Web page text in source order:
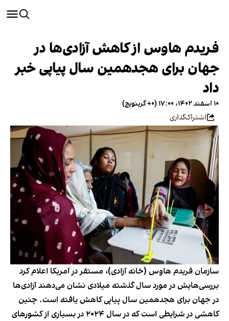
فریدم هاوس از کاهش آزادی‌ها در
جهان برای هجدهمین سال پیاپی خبر
داد
۱۰ اسفند ۱۴۰۲، ۱۷:۰۰ (‎+۰ گرینویچ)
اشتراک‌گذاری
سازمان فریدم هاوس (خانه آزادی)، مستقر در آمریکا اعلام کرد
بررسی‌هایش در مورد سال گذشته میلادی نشان می‌دهند آزادی‌ها
در جهان برای هجدهمین سال پیاپی کاهش یافته است. چنین
کاهشی در شرایطی است که در سال ۲۰۲۴ در بسیاری از کشورهای